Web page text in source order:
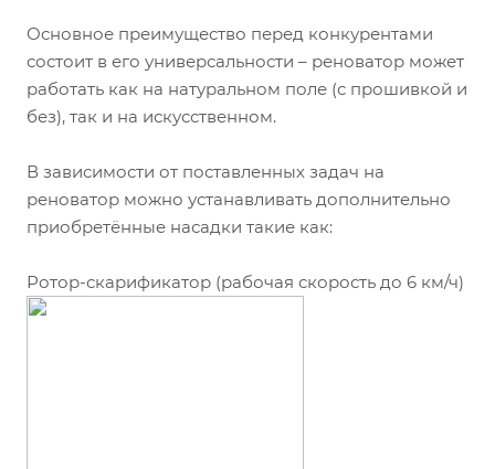
Основное преимущество перед конкурентами
состоит в его универсальности – реноватор может
работать как на натуральном поле (с прошивкой и
без), так и на искусственном.
В зависимости от поставленных задач на
реноватор можно устанавливать дополнительно
приобретённые насадки такие как:
Ротор-скарификатор (рабочая скорость до 6 км/ч)